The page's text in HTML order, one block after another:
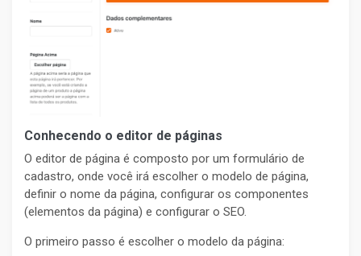
Conhecendo o editor de páginas
O editor de página é composto por um formulário de
cadastro, onde você irá escolher o modelo de página,
definir o nome da página, configurar os componentes
(elementos da página) e configurar o SEO.
O primeiro passo é escolher o modelo da página: